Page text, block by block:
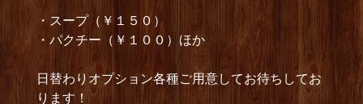
・スープ（￥１５０）
・パクチー（￥１００）ほか
日替わりオプション各種ご用意してお待ちしてお
ります！